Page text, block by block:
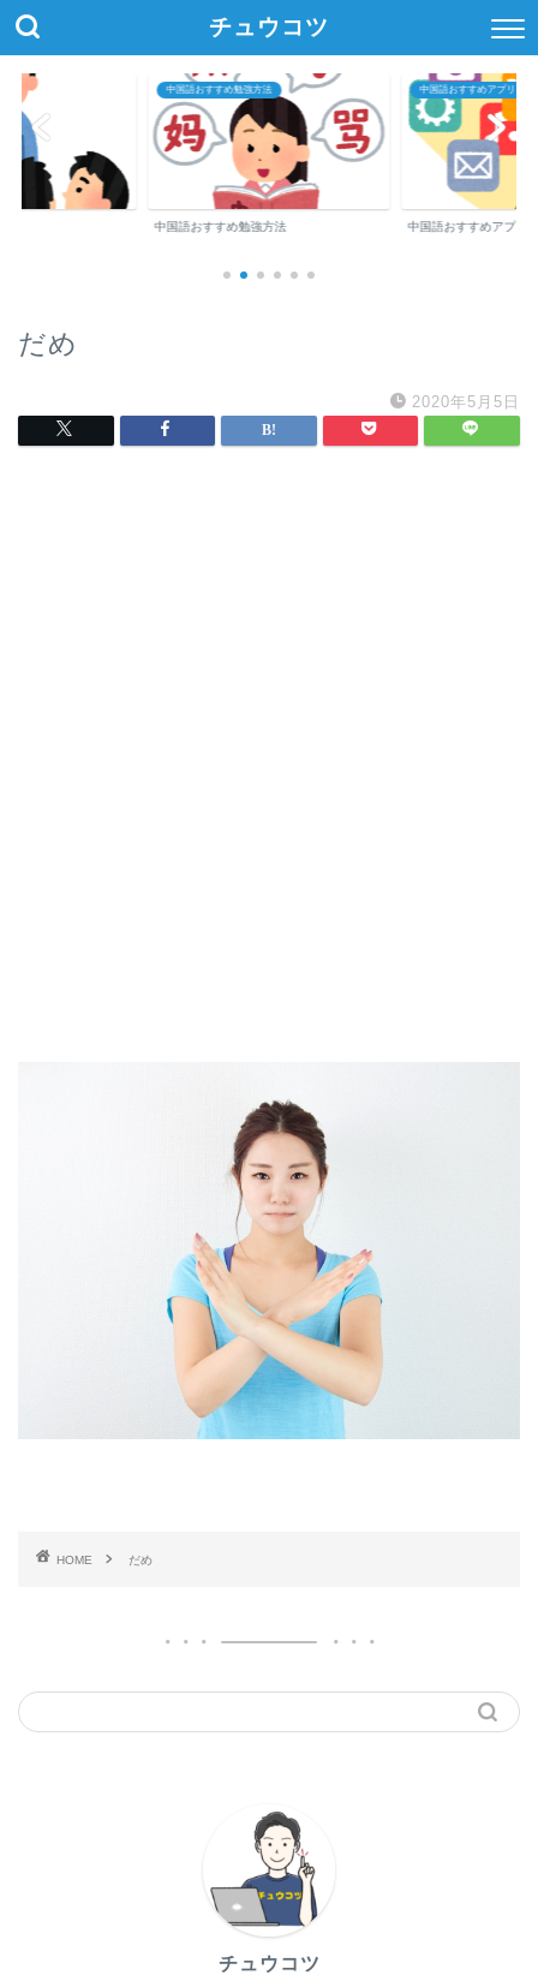
チュウコツ
中国語おすすめ勉強方法
中国語おすすめ勉強方法
中国語おすすめアプリ・参
中国語おすすめアプリ
だめ
2020年5月5日
HOME だめ
チュウコツ